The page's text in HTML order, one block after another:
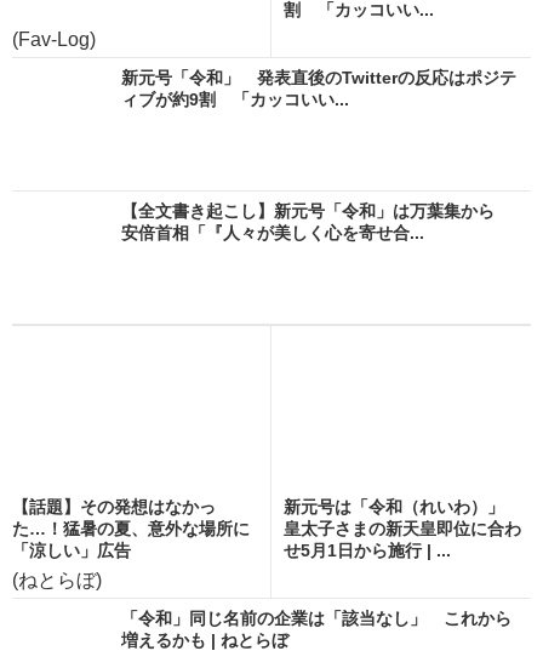
(Fav-Log)
割 「カッコいい...
新元号「令和」 発表直後のTwitterの反応はポジテ
ィブが約9割 「カッコいい...
【全文書き起こし】新元号「令和」は万葉集から
安倍首相「『人々が美しく心を寄せ合...
【話題】その発想はなかっ
た…！猛暑の夏、意外な場所に
「涼しい」広告
(ねとらぼ)
新元号は「令和（れいわ）」
皇太子さまの新天皇即位に合わ
せ5月1日から施行 | ...
「令和」同じ名前の企業は「該当なし」 これから
増えるかも | ねとらぼ